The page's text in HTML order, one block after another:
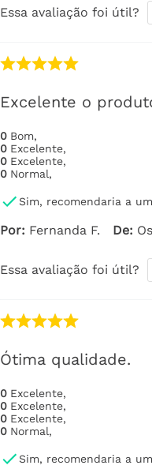
Essa avaliação foi útil?
Excelente o
0 Bom,
0 Excelente,
0 Excelente,
0 Normal,
Sim, recomendaria a
Por: Fernanda F. De:
Essa avaliação foi útil?
Ótima qualidade.
0 Excelente,
0 Excelente,
0 Excelente,
0 Normal,
Sim, recomendaria a